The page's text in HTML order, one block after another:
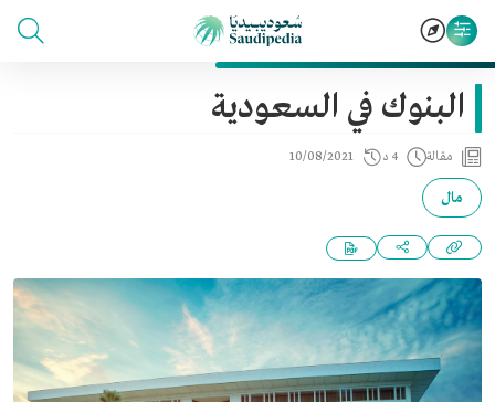
البنوك في السعودية
مقالة 4 د 10/08/2021
مال